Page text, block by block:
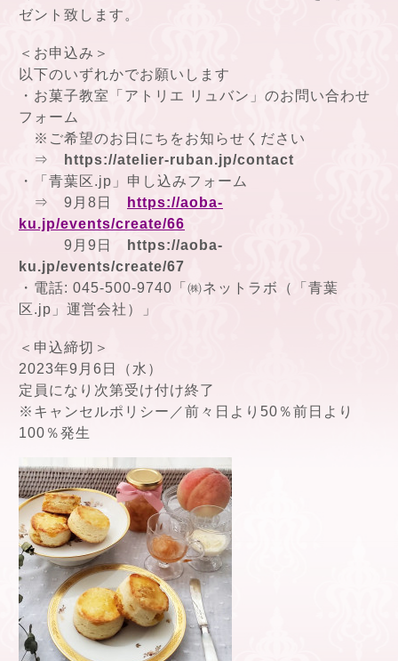
ゼント致します。
＜お申込み＞
以下のいずれかでお願いします
・お菓子教室「アトリエ リュバン」のお問い合わせ
フォーム
※ご希望のお日にちをお知らせください
⇒
https://atelier-ruban.jp/contact
・
「青葉区.jp」 申し込みフォーム
⇒ 9月8日
https://aoba-
ku.jp/events/create/66
9月9日
https://aoba-
ku.jp/events/create/67
・電話: 045-500-9740「㈱ネットラボ（「青葉
区.jp」運営会社）
」
＜申込締切＞
2023年9月6日（水）
定員になり次第受け付け終了
※キャンセルポリシー／前々日より50％前日より
100％発生